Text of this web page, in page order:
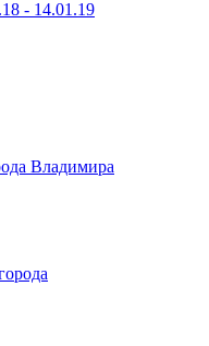
- 14.01.19
Владимира